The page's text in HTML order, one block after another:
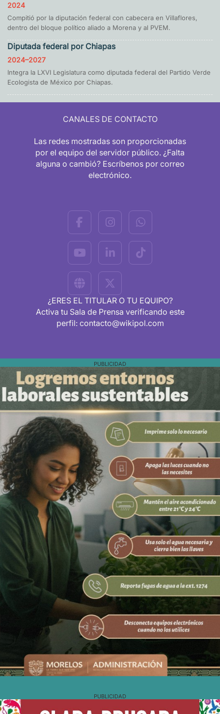
2024
Compitió por la diputación federal con cabecera en Villaflores,
dentro del bloque político aliado a Morena y al PVEM.
Diputada federal por Chiapas
2024–2027
Integra la LXVI Legislatura como diputada federal del Partido Verde
Ecologista de México por Chiapas.
CANALES DE CONTACTO
Las redes mostradas son proporcionadas
por el equipo del servidor público. ¿Falta
alguna o cambió? Escríbenos por correo
electrónico.
¿ERES EL TITULAR O TU EQUIPO?
Activa tu Sala de Prensa verificando este
perfil: contacto@wikipol.com
PUBLICIDAD
PUBLICIDAD